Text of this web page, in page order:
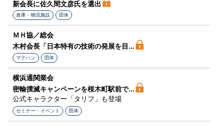
新会長に佐久間文彦氏を選出
倉庫・物流施設 団体
ＭＨ協／総会
木村会長「日本特有の技術の発展を目...
マテハン 団体
横浜通関業会
密輸撲滅キャンペーンを桜木町駅前で...
公式キャラクター「タリフ」も登場
セミナー・イベント 団体